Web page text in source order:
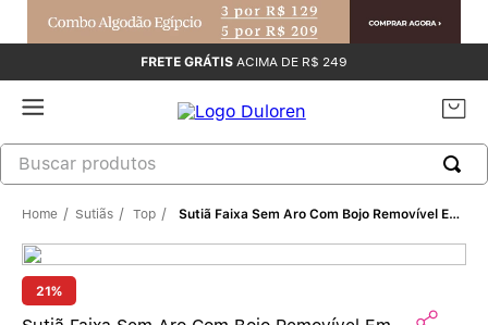
FRETE GRÁTIS ACIMA DE R$ 249
Sutiãs Top Sutiã Faixa Sem Aro Com Bojo Removível Em Microfibra Com Fio Lycra Everyday PRETO
21%